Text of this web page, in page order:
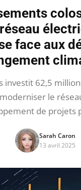
face aux
investit 62,5
le
de projets
Sarah Caron
13 avril 2025